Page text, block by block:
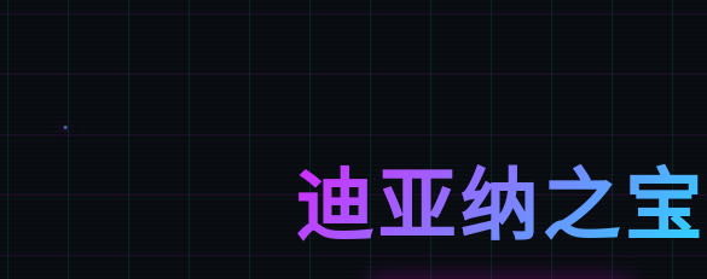
迪亚纳之宝